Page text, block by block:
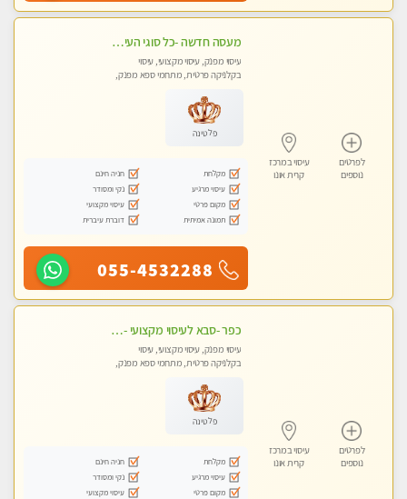
לפרטים
נוספים
עיסוי במרכז
קרית אונו
מעסה חדשה -כל סוגי העיסויים מעסה מקצועית ואיכותית פרטי!!!מומלץ לחלוטין!!
עיסוי מפנק, עיסוי מקצועי, עיסוי
בקלניקה פרטית, מתחמי ספא מפנק,
פלטינה
מקלחת
חניה חינם
עיסוי מרגיע
נקי ומסודר
מקום פרטי
עיסוי מקצועי
תמונה אמיתית
דוברת עיברית
055-4532288
לפרטים
נוספים
עיסוי במרכז
קרית אונו
כפר -סבא לעיסוי מקצועי -באווירה שקטה ונעימה לחוויה של רוגע מומלץ מאוד מאוד- ללא מין !
עיסוי מפנק, עיסוי מקצועי, עיסוי
בקלניקה פרטית, מתחמי ספא מפנק,
פלטינה
מקלחת
חניה חינם
עיסוי מרגיע
נקי ומסודר
מקום פרטי
עיסוי מקצועי